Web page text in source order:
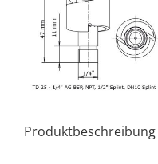
Produktbeschreibung